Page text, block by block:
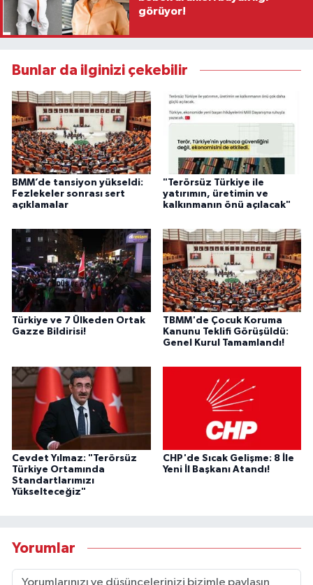
görüyor!
Bunlar da ilginizi çekebilir
BMM’de tansiyon yükseldi:
Fezlekeler sonrası sert
açıklamalar
"Terörsüz Türkiye ile
yatırımın, üretimin ve
kalkınmanın önü açılacak"
Türkiye ve 7 Ülkeden Ortak
Gazze Bildirisi!
TBMM'de Çocuk Koruma
Kanunu Teklifi Görüşüldü:
Genel Kurul Tamamlandı!
Cevdet Yılmaz: "Terörsüz
Türkiye Ortamında
Standartlarımızı
Yükselteceğiz"
CHP'de Sıcak Gelişme: 8 İle
Yeni İl Başkanı Atandı!
Yorumlar